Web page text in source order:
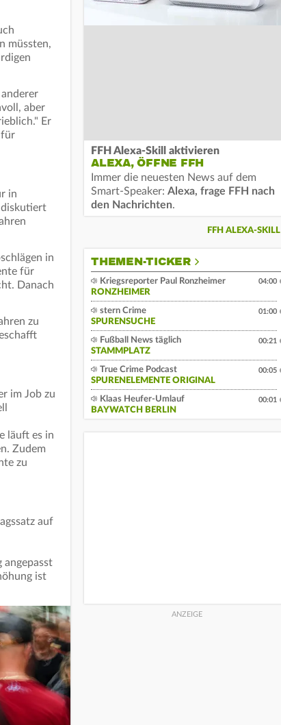
müssten,
aber
Er
für
in
diskutiert
in
für
Danach
zu
im Job zu
läuft es in
Zudem
zu
auf
angepasst
ist
FFH Alexa-Skill aktivieren
ALEXA, ÖFFNE FFH
Immer die neuesten News auf dem
Smart-Speaker: Alexa, frage FFH nach
den Nachrichten.
FFH ALEXA-SKILL
THEMEN-TICKER
Kriegsreporter Paul Ronzheimer
RONZHEIMER
04:00
stern Crime
SPURENSUCHE
01:00
Fußball News täglich
STAMMPLATZ
00:21
True Crime Podcast
SPURENELEMENTE ORIGINAL
00:05
Klaas Heufer-Umlauf
BAYWATCH BERLIN
00:01